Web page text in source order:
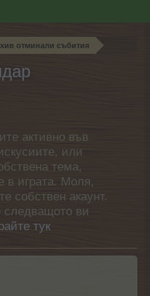
отминали събития
активно във
или
тема,
в играта. Моля,
собствен акаунт.
следващото ви
тук